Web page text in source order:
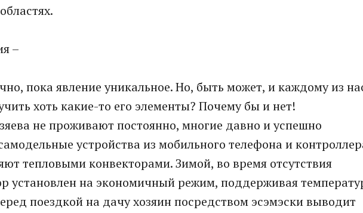
–
пока явление уникальное. Но, быть может, и каждому из
хоть какие-то его элементы? Почему бы и нет!
не проживают постоянно, многие давно и успешно
устройства из мобильного телефона и
тепловыми конвекторами. Зимой, во время отсутствия
установлен на экономичный режим, поддерживая
поездкой на дачу хозяин посредством эсэмэски выводит